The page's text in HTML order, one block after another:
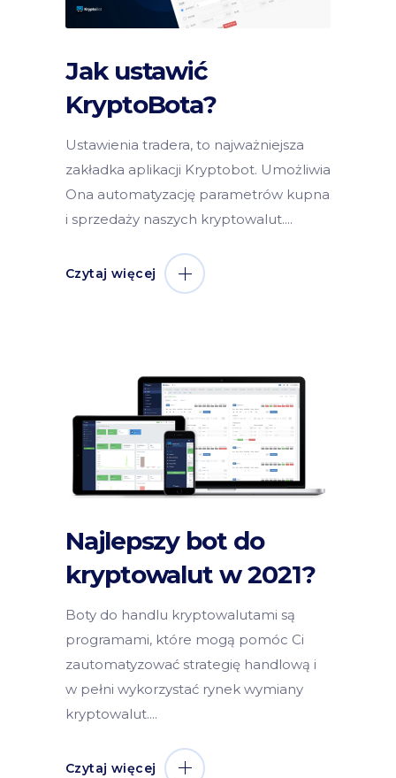
Jak ustawić
KryptoBota?
Ustawienia tradera, to najważniejsza
zakładka aplikacji Kryptobot. Umożliwia
Ona automatyzację parametrów kupna
i sprzedaży naszych kryptowalut.
Czytaj więcej
Najlepszy bot do
kryptowalut w 2021?
Boty do handlu kryptowalutami są
programami, które mogą pomóc Ci
zautomatyzować strategię handlową i
w pełni wykorzystać rynek wymiany
kryptowalut.
Czytaj więcej